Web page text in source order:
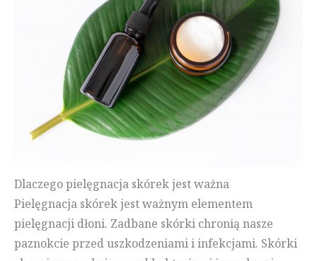
Dlaczego pielęgnacja skórek jest ważna
Pielęgnacja skórek jest ważnym elementem
pielęgnacji dłoni. Zadbane skórki chronią nasze
paznokcie przed uszkodzeniami i infekcjami. Skórki